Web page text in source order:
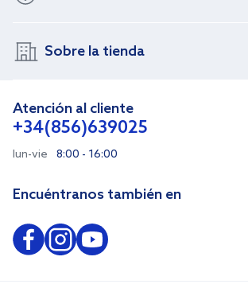
Sobre la tienda
Atención al cliente
+34(856)639025
lun-vie 8:00 - 16:00
Encuéntranos también en